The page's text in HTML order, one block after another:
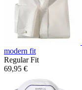
modern fit
Regular Fit
69,95 €